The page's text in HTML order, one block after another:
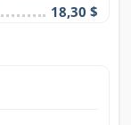
18,30 $